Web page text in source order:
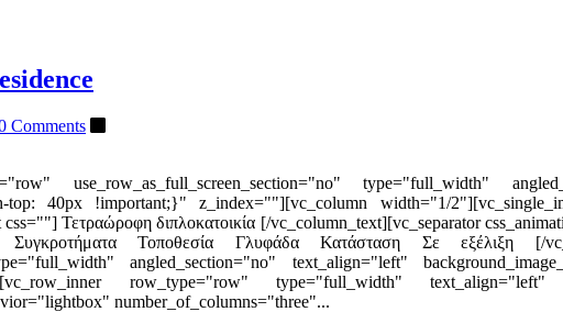
Comments
use_row_as_full_screen_section="no" type="full_width"
top: 40px !important;}" z_index=""][vc_column width="1/
Τετραώροφη διπλοκατοικία [/vc_column_text][vc_separator
Συγκροτήματα Τοποθεσία Γλυφάδα Κατάσταση Σε εξέλιξη [/
angled_section="no" text_align="left"
row_type="row" type="full_width" text_align="left"
number_of_columns="three"...